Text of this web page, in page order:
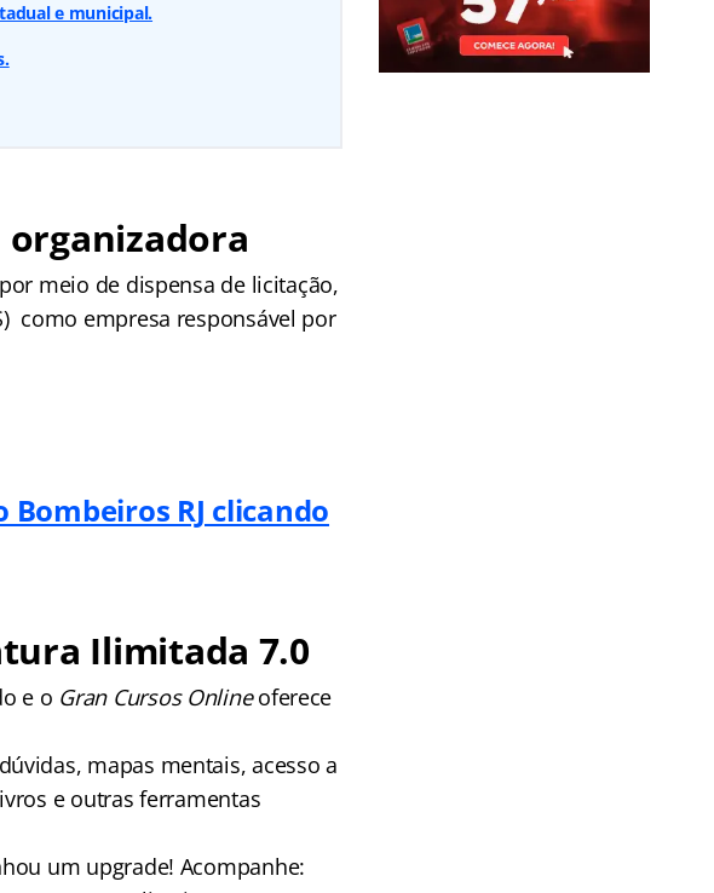
e municipal.
organizadora
meio de dispensa de licitação,
como empresa responsável por
RJ clicando
Ilimitada 7.0
e o Gran Cursos Onlineoferece
mapas mentais, acesso a
e outras ferramentas
um upgrade! Acompanhe: